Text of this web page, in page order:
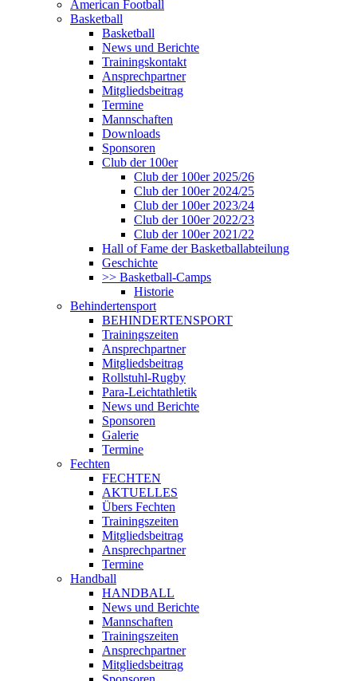
American Football
Basketball
Basketball
News und Berichte
Trainingskontakt
Ansprechpartner
Mitgliedsbeitrag
Termine
Mannschaften
Downloads
Sponsoren
Club der 100er
Club der 100er 2025/26
Club der 100er 2024/25
Club der 100er 2023/24
Club der 100er 2022/23
Club der 100er 2021/22
Hall of Fame der Basketballabteilung
Geschichte
>> Basketball-Camps
Historie
Behindertensport
BEHINDERTENSPORT
Trainingszeiten
Ansprechpartner
Mitgliedsbeitrag
Rollstuhl-Rugby
Para-Leichtathletik
News und Berichte
Sponsoren
Galerie
Termine
Fechten
FECHTEN
AKTUELLES
Übers Fechten
Trainingszeiten
Mitgliedsbeitrag
Ansprechpartner
Termine
Handball
HANDBALL
News und Berichte
Mannschaften
Trainingszeiten
Ansprechpartner
Mitgliedsbeitrag